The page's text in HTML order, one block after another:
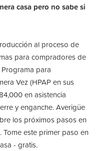
casa pero no sabe si
al proceso de
para compradores de
para
Vez (HPAP en sus
en asistencia
y enganche. Averigüe
los próximos pasos en
este primer paso en
- gratis.